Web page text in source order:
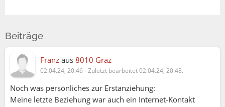
Beiträge
Franz aus 8010 Graz
02.04.24, 20:46 -Zuletzt bearbeitet 02.04.24, 20:48.
Noch was persönliches zur Erstanziehung:
Meine letzte Beziehung war auch ein Internet-Kontakt